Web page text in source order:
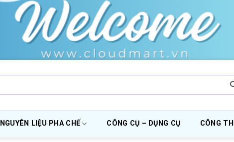
NGUYÊN LIỆU PHA CHẾ CÔNG CỤ – DỤNG CỤ CÔNG